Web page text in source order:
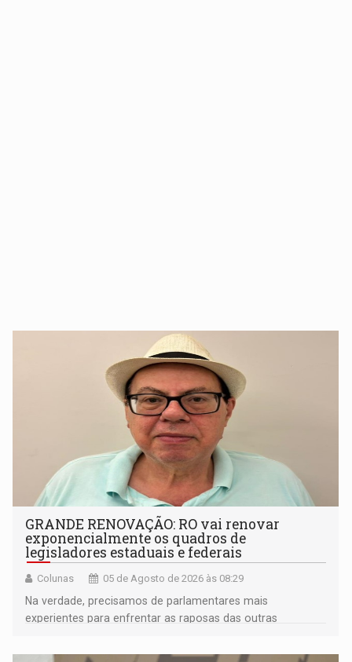
GRANDE RENOVAÇÃO: RO vai renovar
exponencialmente os quadros de
legisladores estaduais e federais
Colunas 05 de Agosto de 2026 às 08:29
Na verdade, precisamos de parlamentares mais
experientes para enfrentar as raposas das outras